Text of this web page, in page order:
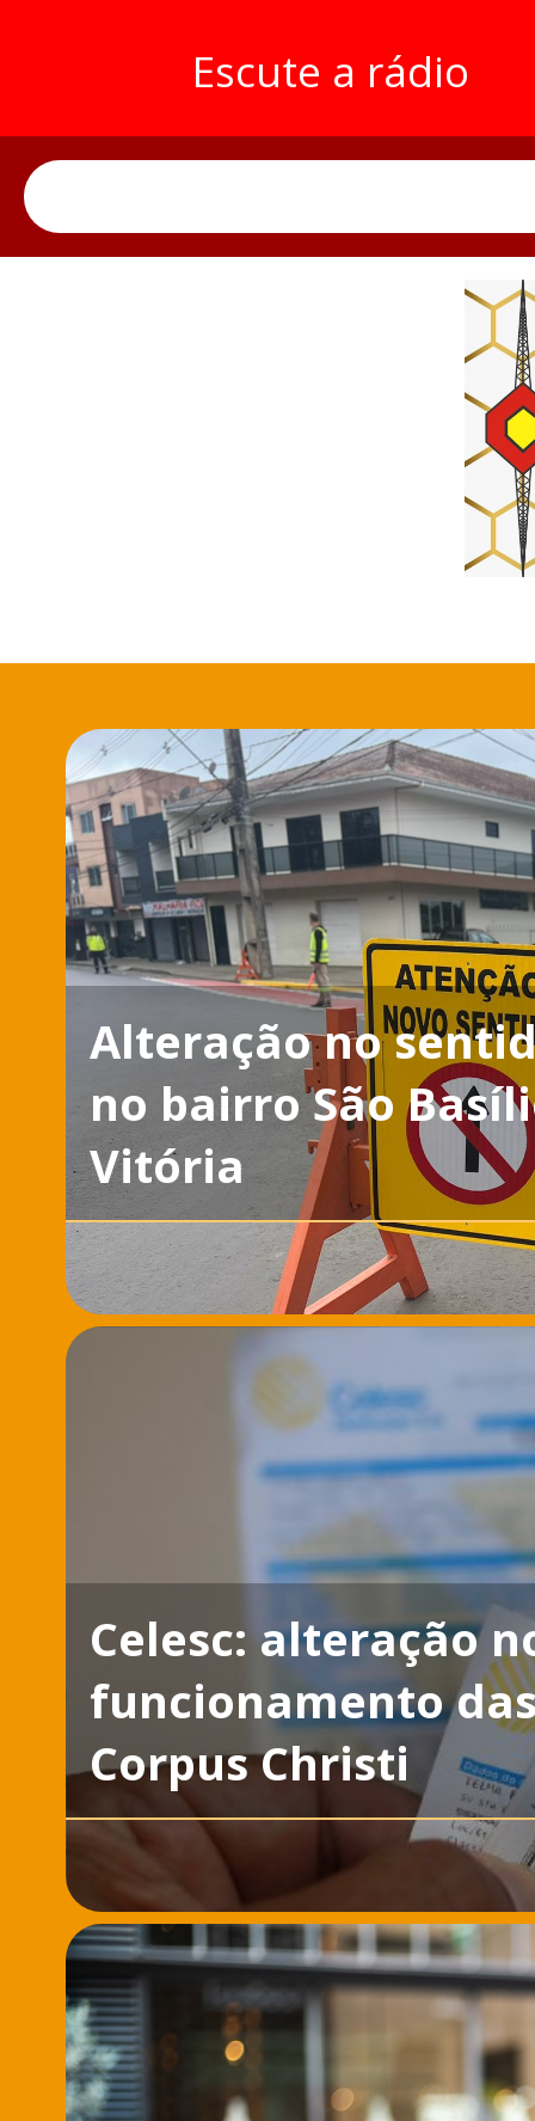
Escute a rádio
Alteração no
no bairro São
Vitória
Celesc: alteração
funcionamento
Corpus Christi